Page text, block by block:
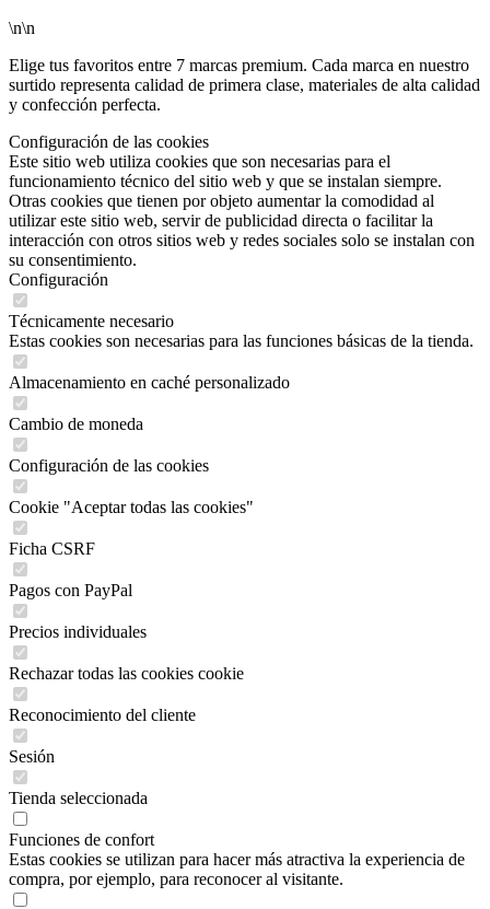
\n\n
Elige tus favoritos entre 7 marcas premium. Cada marca en nuestro
surtido representa calidad de primera clase, materiales de alta calidad
y confección perfecta.
Configuración de las cookies
Este sitio web utiliza cookies que son necesarias para el
funcionamiento técnico del sitio web y que se instalan siempre.
Otras cookies que tienen por objeto aumentar la comodidad al
utilizar este sitio web, servir de publicidad directa o facilitar la
interacción con otros sitios web y redes sociales solo se instalan con
su consentimiento.
Configuración
Técnicamente necesario
Estas cookies son necesarias para las funciones básicas de la tienda.
Almacenamiento en caché personalizado
Cambio de moneda
Configuración de las cookies
Cookie "Aceptar todas las cookies"
Ficha CSRF
Pagos con PayPal
Precios individuales
Rechazar todas las cookies cookie
Reconocimiento del cliente
Sesión
Tienda seleccionada
Funciones de confort
Estas cookies se utilizan para hacer más atractiva la experiencia de
compra, por ejemplo, para reconocer al visitante.